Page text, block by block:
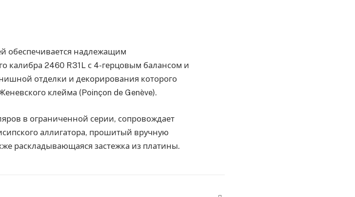
обеспечивается надлежащим
калибра 2460 R31L с 4-герцовым балансом и
отделки и декорирования которого
клейма (Poinçon de Genève).
в ограниченной серии, сопровождает
аллигатора, прошитый вручную
раскладывающаяся застежка из платины.